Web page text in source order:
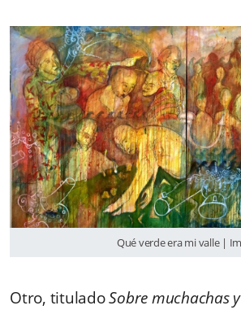
Qué verde era mi valle |
Otro, tituladoSobre muchachas